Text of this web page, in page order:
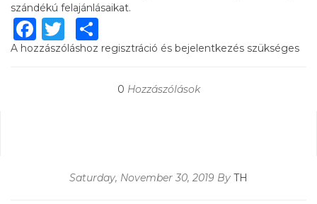
szándékú felajánlásaikat.
Facebook
Twitter
A hozzászóláshoz regisztráció és bejelentkezés szükséges
0 Hozzászólások
Saturday, November 30, 2019 By TH